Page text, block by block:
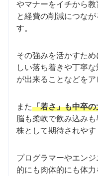
やマナーをイチから
と経費の削減につな
す。
その強みを活かすた
しい落ち着きや丁寧
が出来ることなどをア
また「若さ」も中卒
脳も柔軟で飲み込み
株として期待されやす
プログラマーやエン
的にも肉体的にも体